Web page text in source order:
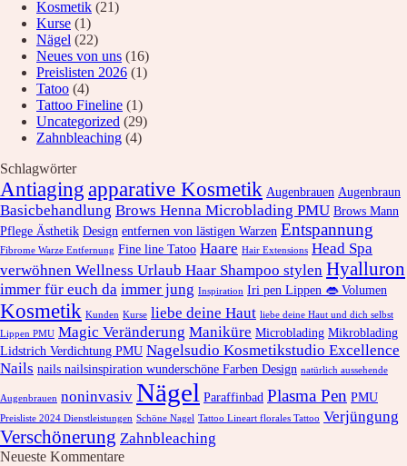
Kosmetik (21)
Kurse (1)
Nägel (22)
Neues von uns (16)
Preislisten 2026 (1)
Tatoo (4)
Tattoo Fineline (1)
Uncategorized (29)
Zahnbleaching (4)
Schlagwörter
Antiagingapparative Kosmetik Augenbrauen Augenbraun
Basicbehandlung Brows Henna Microblading PMU Brows Mann
Pflege Ästhetik Design entfernen von lästigen Warzen Entspannung
Fibrome Warze Entfernung Fine line Tatoo Haare Hair Extensions Head Spa
verwöhnen Wellness Urlaub Haar Shampoo stylen Hyalluron
immer für euch da immer jung Inspiration Iri pen Lippen 👄 Volumen
Kosmetik Kunden Kurse liebe deine Haut liebe deine Haut und dich selbst
Lippen PMU Magic Veränderung Maniküre Microblading Mikroblading
Lidstrich Verdichtung PMU Nagelsudio Kosmetikstudio Excellence
Nails nails nailsinspiration wunderschöne Farben Design natürlich aussehende
Augenbrauen noninvasiv Nägel Paraffinbad Plasma Pen PMU
Preisliste 2024 Dienstleistungen Schöne Nagel Tattoo Lineart florales Tattoo Verjüngung
Verschönerung Zahnbleaching
Neueste Kommentare